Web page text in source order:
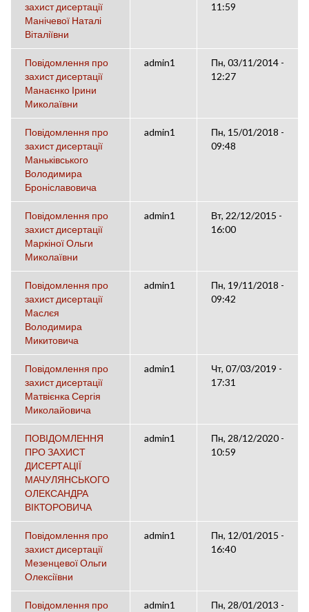
захист дисертації
Манічевої Наталі
Віталіївни
11:59
Повідомлення про
захист дисертації
Манаєнко Ірини
Миколаївни
admin1
Пн, 03/11/2014 -
12:27
Повідомлення про
захист дисертації
Маньківського
Володимира
Броніславовича
admin1
Пн, 15/01/2018 -
09:48
Повідомлення про
захист дисертації
Маркіної Ольги
Миколаївни
admin1
Вт, 22/12/2015 -
16:00
Повідомлення про
захист дисертації
Маслєя
Володимира
Микитовича
admin1
Пн, 19/11/2018 -
09:42
Повідомлення про
захист дисертації
Матвієнка Сергія
Миколайовича
admin1
Чт, 07/03/2019 -
17:31
ПОВІДОМЛЕННЯ
ПРО ЗАХИСТ
ДИСЕРТАЦІЇ
МАЧУЛЯНСЬКОГО
ОЛЕКСАНДРА
ВІКТОРОВИЧА
admin1
Пн, 28/12/2020 -
10:59
Повідомлення про
захист дисертації
Мезенцевої Ольги
Олексіївни
admin1
Пн, 12/01/2015 -
16:40
Повідомлення про
admin1
Пн, 28/01/2013 -